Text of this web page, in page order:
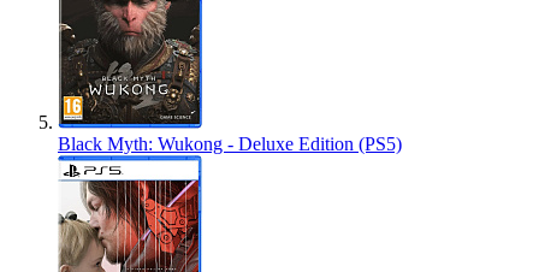
Black Myth: Wukong - Deluxe Edition (PS5)